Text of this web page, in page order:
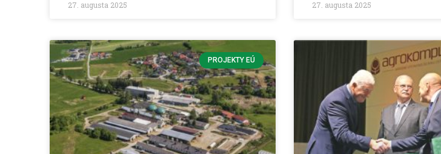
27. augusta 2025 27. augusta 2025
PROJEKTY EÚ